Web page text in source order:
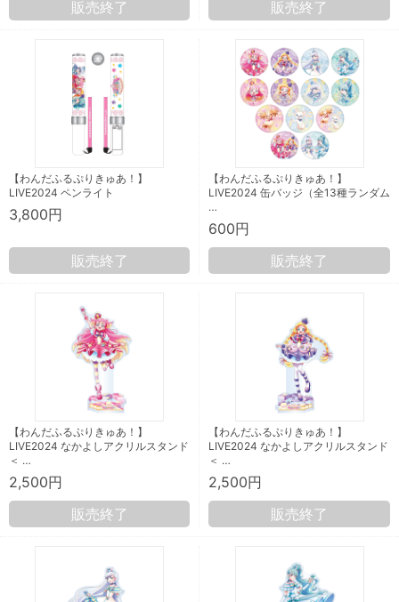
販売終了 販売終了
【わんだふるぷりきゅあ！】
LIVE2024 ペンライト
3,800円
販売終了
【わんだふるぷりきゅあ！】
LIVE2024 缶バッジ（全13種ランダム
…
600円
販売終了
【わんだふるぷりきゅあ！】
LIVE2024 なかよしアクリルスタンド
＜ …
2,500円
販売終了
【わんだふるぷりきゅあ！】
LIVE2024 なかよしアクリルスタンド
＜ …
2,500円
販売終了